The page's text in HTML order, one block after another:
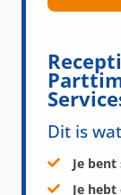
Dit is
Je
Je